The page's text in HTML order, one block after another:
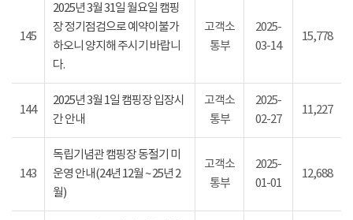
145
2025년 3월 31일 월요일 캠핑
장 정기점검으로 예약이불가
하오니 양지해 주시기 바랍니
다.
고객소
통부
2025-
03-14
15,778
144
2025년 3월 1일 캠핑장 입장시
간 안내
고객소
통부
2025-
02-27
11,227
143
독립기념관 캠핑장 동절기 미
운영 안내(24년 12월 ~ 25년 2
월)
고객소
통부
2025-
01-01
12,688